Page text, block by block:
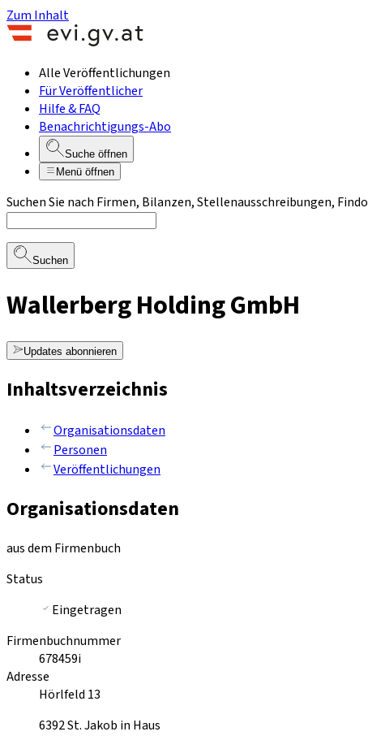
Zum Inhalt
Alle Veröffentlichungen
Für Veröffentlicher
Hilfe & FAQ
Benachrichtigungs-Abo
Suche öffnen
Menü öffnen
Suchen Sie nach Firmen, Bilanzen, Stellenausschreibungen,
Suchen
Wallerberg Holding GmbH
Updates abonnieren
Inhaltsverzeichnis
Organisationsdaten
Personen
Veröffentlichungen
Organisationsdaten
aus dem Firmenbuch
Status
Eingetragen
Firmenbuchnummer
678459i
Adresse
Hörlfeld 13
6392St. Jakob in Haus